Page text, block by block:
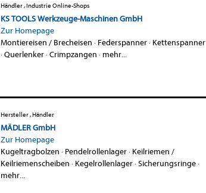
Händler , Industrie Online-Shops
KS TOOLS Werkzeuge-Maschinen GmbH
Zur Homepage
Montiereisen / Brecheisen · Federspanner· Kettenspanner
·Querlenker·Crimpzangen · mehr...
Hersteller , Händler
MÄDLER GmbH
Zur Homepage
Kugeltragbolzen · Pendelrollenlager· Keilriemen /
Keilriemenscheiben · Kegelrollenlager·Sicherungsringe·
mehr...